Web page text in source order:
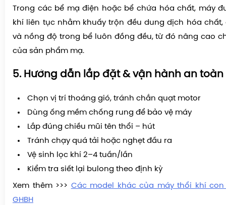
Trong các bể mạ điện hoặc bể chứa hóa chất, máy
khí liên tục nhằm khuấy trộn đều dung dịch hóa
và nồng độ trong bể luôn đồng đều, từ đó nâng cao
của sản phẩm mạ.
5. Hướng dẫn lắp đặt & vận hành an toàn
Chọn vị trí thoáng gió, tránh chắn quạt motor
Dùng ống mềm chống rung để bảo vệ máy
Lắp đúng chiều mũi tên thổi – hút
Tránh chạy quá tải hoặc nghẹt đầu ra
Vệ sinh lọc khí 2–4 tuần/lần
Kiểm tra siết lại bulong theo định kỳ
Xem thêm >>> Các model khác của máy thổi khí
GHBH